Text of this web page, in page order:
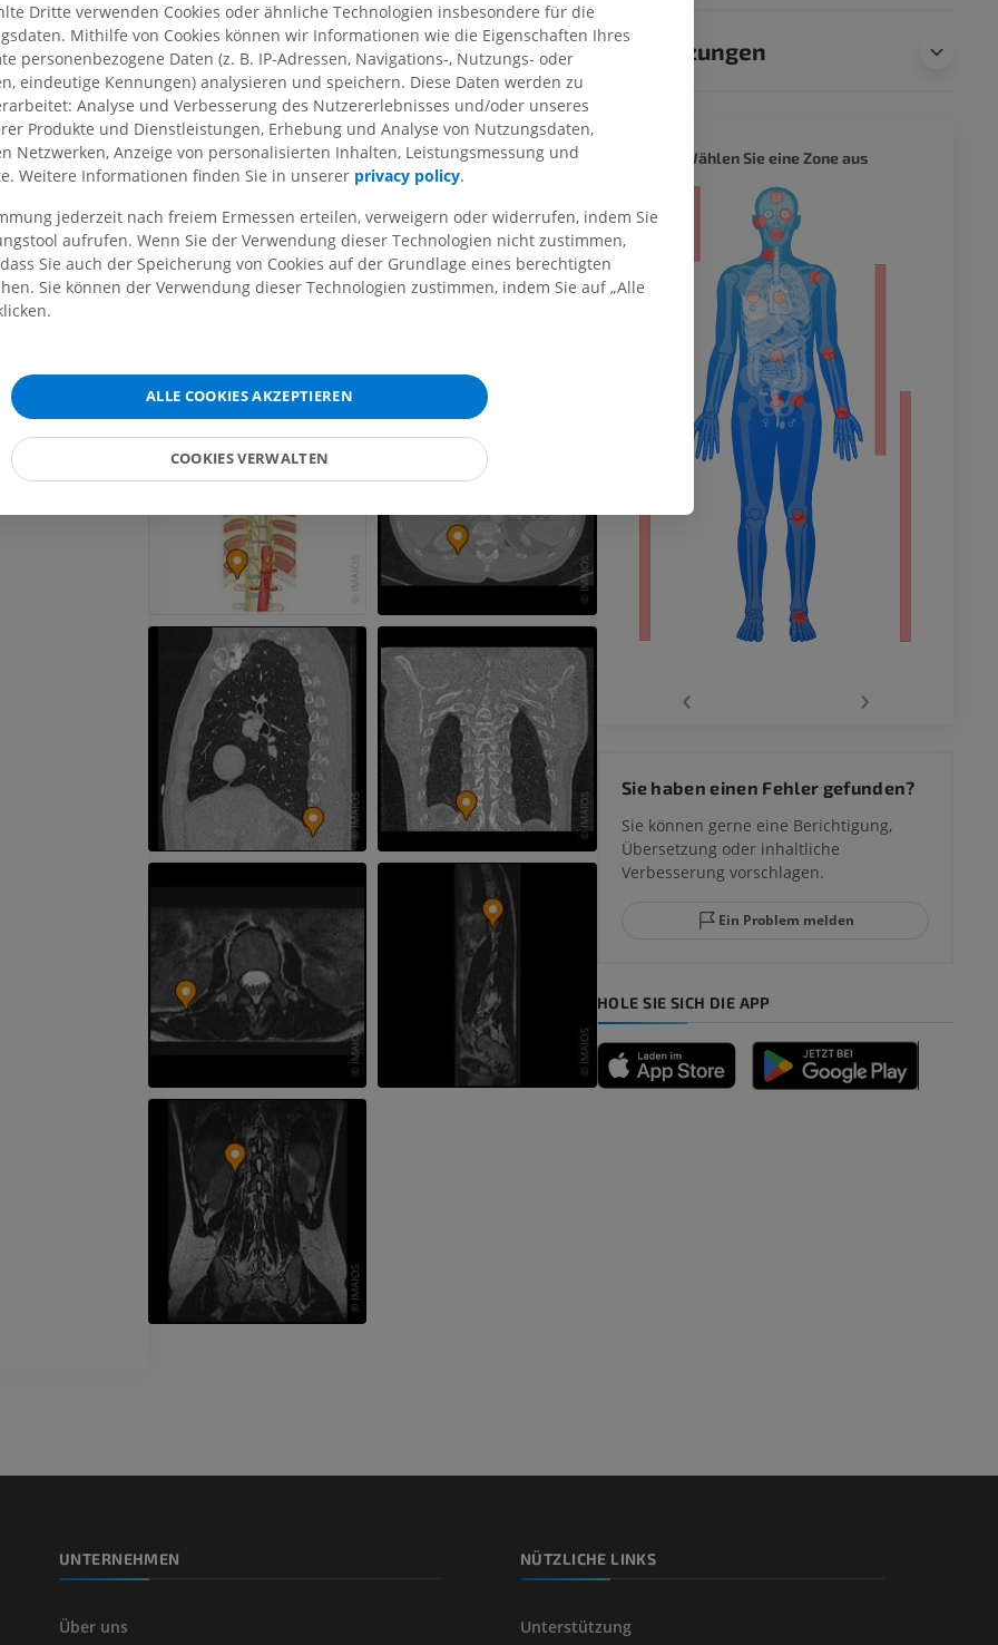
versorgt die Haut des vorderen Anteils der Glutealregion,
wobei einige seiner Äste bis zum Großen Rollhügel reichen.
Stimmt diese Übersetzung nicht ganz? MELDEN
Referenzen
This definition incorporates text from a public domain edition of Gray's
Anatomy (20th U.S. edition of Gray's Anatomy of the Human Body,
published in 1918 – from http://www.bartleby.com/107/).
Übersetzungen
GLIEDMASSE
MRT der oberen Extremität
MRT
PREMIUM
MRT des Handgelenks
MRT
MRT des Ellenbogens
MRT der Hand
Röntgenaufnahme der
oberen Extremität
Röntgenbilder
Obere Extremität
Arteriografie der oberen
Angiographie
KOSTENLOS
Visible Human Project
UNTERE GLIEDMASSE
Untere Extremität
Abbildungen
PREMIUM
MRT der unteren Extremität
Hüft-MRT
MRT
Knie-MRT
MRT
PREMIUM
CT-Arthografie des
Kniegelenks
CT-Arthrogramm
PREMIUM
MRT des Sprunggelenks und
des Rückfußes
MRT Vorfuß
Wählen Sie eine Zone aus
‹ ›
Sie haben einen Fehler gefunden?
Sie können gerne eine Berichtigung,
Übersetzung oder inhaltliche
Verbesserung vorschlagen.
Ein Problem melden
HOLE SIE SICH DIE APP
UNTERNEHMEN
Über uns
NÜTZLICHE LINKS
Unterstützung
Dritte verwenden Cookies oder ähnliche Technologien insbesondere für die
Mithilfe von Cookies können wir Informationen wie die Eigenschaften Ihres
personenbezogene Daten (z. B. IP-Adressen, Navigations-, Nutzungs- oder
eindeutige Kennungen) analysieren und speichern. Diese Daten werden zu
Analyse und Verbesserung des Nutzererlebnisses und/oder unseres
Produkte und Dienstleistungen, Erhebung und Analyse von Nutzungsdaten,
Netzwerken, Anzeige von personalisierten Inhalten, Leistungsmessung und
Weitere Informationen finden Sie in unserer privacy policy.
jederzeit nach freiem Ermessen erteilen, verweigern oder widerrufen, indem Sie
aufrufen. Wenn Sie der Verwendung dieser Technologien nicht zustimmen,
Sie auch der Speicherung von Cookies auf der Grundlage eines berechtigten
Sie können der Verwendung dieser Technologien zustimmen, indem Sie auf „Alle
ALLE COOKIES AKZEPTIEREN
COOKIES VERWALTEN